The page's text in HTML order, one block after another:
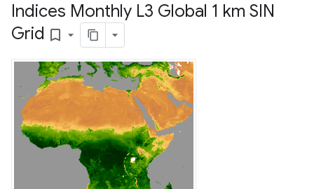
Indices Monthly L3 Global 1 km SIN
Grid bookmark_border